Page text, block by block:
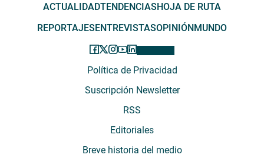
ACTUALIDADTENDENCIASHOJA DE RUTA
REPORTAJESENTREVISTASOPINIÓNMUNDO
Política de Privacidad
Suscripción Newsletter
RSS
Editoriales
Breve historia del medio